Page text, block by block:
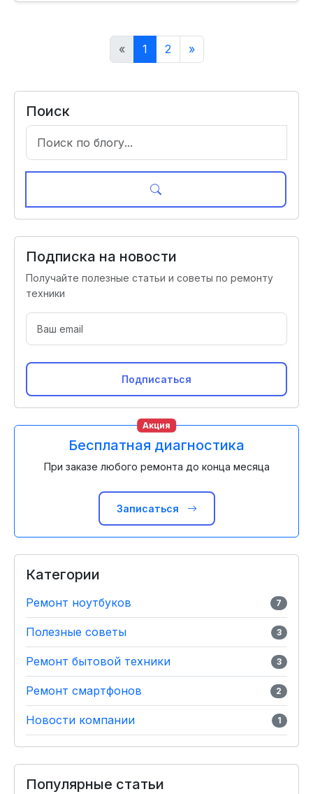
« 1 2 »
Поиск
Подписка на новости
Получайте полезные статьи и советы по ремонту
техники
Подписаться
Акция
Бесплатная диагностика
При заказе любого ремонта до конца месяца
Записаться
Категории
Ремонт ноутбуков 7
Полезные советы 3
Ремонт бытовой техники 3
Ремонт смартфонов 2
Новости компании 1
Популярные статьи